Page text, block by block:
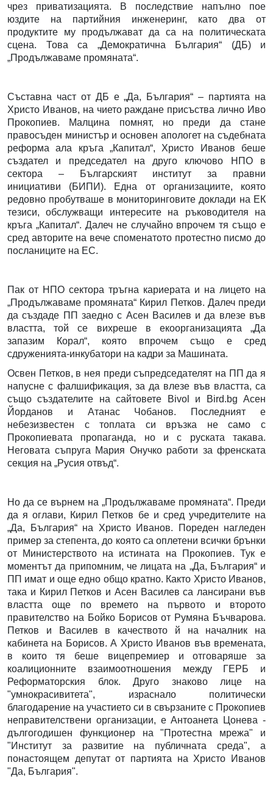
чрез приватизацията. В последствие напълно пое
юздите на партийния инженеринг, като два от
продуктите му продължават да са на политическата
сцена. Това са „Демократична България“ (ДБ) и
„Продължаваме промяната“.
Съставна част от ДБ е „Да, България“ – партията на
Христо Иванов, на чието раждане присъства лично Иво
Прокопиев. Малцина помнят, но преди да стане
правосъден министър и основен апологет на съдебната
реформа ала кръга „Капитал“, Христо Иванов беше
създател и председател на друго ключово НПО в
сектора – Българският институт за правни
инициативи (БИПИ). Една от организациите, която
редовно пробутваше в мониторинговите доклади на ЕК
тезиси, обслужващи интересите на ръководителя на
кръга „Капитал“. Далеч не случайно впрочем тя също е
сред авторите на вече споменатото протестно писмо до
посланиците на ЕС.
Пак от НПО сектора тръгна кариерата и на лицето на
„Продължаваме промяната“ Кирил Петков. Далеч преди
да създаде ПП заедно с Асен Василев и да влезе във
властта, той се вихреше в екоорганизацията „Да
запазим Корал“, която впрочем също е сред
сдруженията-инкубатори на кадри за Машината.
Освен Петков, в нея преди съпредседателят на ПП да я
напусне с фалшификация, за да влезе във властта, са
също създателите на сайтовете Bivol и Bird.bg Асен
Йорданов и Атанас Чобанов. Последният е
небезизвестен с топлата си връзка не само с
Прокопиевата пропаганда, но и с руската такава.
Неговата съпруга Мария Онучко работи за френската
секция на „Русия отвъд“.
Но да се върнем на „Продължаваме промяната“. Преди
да я оглави, Кирил Петков бе и сред учредителите на
„Да, България“ на Христо Иванов. Пореден нагледен
пример за степента, до която са оплетени всички брънки
от Министерството на истината на Прокопиев. Тук е
моментът да припомним, че лицата на „Да, България“ и
ПП имат и още едно общо кратно. Както Христо Иванов,
така и Кирил Петков и Асен Василев са лансирани във
властта още по времето на първото и второто
правителство на Бойко Борисов от Румяна Бъчварова.
Петков и Василев в качеството й на началник на
кабинета на Борисов. А Христо Иванов във времената,
в които тя беше вицепремиер и отговаряше за
коалиционните взаимоотношения между ГЕРБ и
Реформаторския блок. Друго знаково лице на
"умнокрасивитета", израснало политически
благодарение на участието си в свързаните с Прокопиев
неправителствени организации, е Антоанета Цонева -
дългогодишен функционер на "Протестна мрежа" и
"Институт за развитие на публичната среда", а
понастоящем депутат от партията на Христо Иванов
"Да, България".